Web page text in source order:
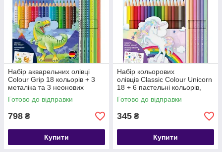
Набір акварельних олівці
Colour Grip 18 кольорів + 3
металіка та 3 неонових
олівця, Faber-Castell, 201546
Готово до відправки
798 ₴
Купити
Набір кольорових
олівців Classic Colour Unicorn
18 + 6 пастельні кольорів,
Faber-Castell 111221
Готово до відправки
345 ₴
Купити